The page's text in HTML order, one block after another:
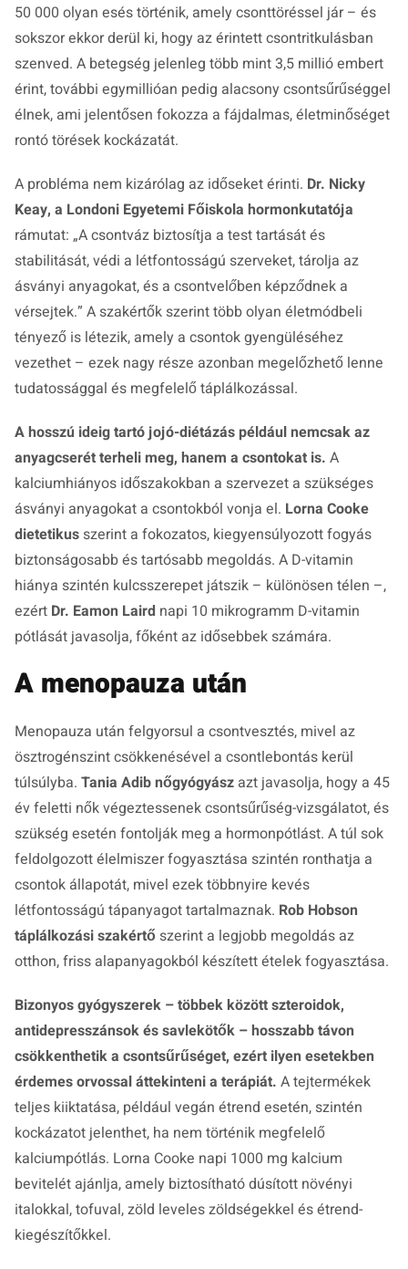
50 000 olyan esés történik, amely csonttöréssel jár – és
sokszor ekkor derül ki, hogy az érintett csontritkulásban
szenved. A betegség jelenleg több mint 3,5 millió embert
érint, további egymillióan pedig alacsony csontsűrűséggel
élnek, ami jelentősen fokozza a fájdalmas, életminőséget
rontó törések kockázatát.
A probléma nem kizárólag az időseket érinti. Dr. Nicky
Keay, a Londoni Egyetemi Főiskola hormonkutatója
rámutat: „A csontváz biztosítja a test tartását és
stabilitását, védi a létfontosságú szerveket, tárolja az
ásványi anyagokat, és a csontvelőben képződnek a
vérsejtek.” A szakértők szerint több olyan életmódbeli
tényező is létezik, amely a csontok gyengüléséhez
vezethet – ezek nagy része azonban megelőzhető lenne
tudatossággal és megfelelő táplálkozással.
A hosszú ideig tartó jojó-diétázás például nemcsak az
anyagcserét terheli meg, hanem a csontokat is. A
kalciumhiányos időszakokban a szervezet a szükséges
ásványi anyagokat a csontokból vonja el. Lorna Cooke
dietetikus szerint a fokozatos, kiegyensúlyozott fogyás
biztonságosabb és tartósabb megoldás. A D-vitamin
hiánya szintén kulcsszerepet játszik – különösen télen –,
ezért Dr. Eamon Laird napi 10 mikrogramm D-vitamin
pótlását javasolja, főként az idősebbek számára.
A menopauza után
Menopauza után felgyorsul a csontvesztés, mivel az
ösztrogénszint csökkenésével a csontlebontás kerül
túlsúlyba. Tania Adib nőgyógyász azt javasolja, hogy a 45
év feletti nők végeztessenek csontsűrűség-vizsgálatot, és
szükség esetén fontolják meg a hormonpótlást. A túl sok
feldolgozott élelmiszer fogyasztása szintén ronthatja a
csontok állapotát, mivel ezek többnyire kevés
létfontosságú tápanyagot tartalmaznak. Rob Hobson
táplálkozási szakértő szerint a legjobb megoldás az
otthon, friss alapanyagokból készített ételek fogyasztása.
Bizonyos gyógyszerek – többek között szteroidok,
antidepresszánsok és savlekötők – hosszabb távon
csökkenthetik a csontsűrűséget, ezért ilyen esetekben
érdemes orvossal áttekinteni a terápiát. A tejtermékek
teljes kiiktatása, például vegán étrend esetén, szintén
kockázatot jelenthet, ha nem történik megfelelő
kalciumpótlás. Lorna Cooke napi 1000 mg kalcium
bevitelét ajánlja, amely biztosítható dúsított növényi
italokkal, tofuval, zöld leveles zöldségekkel és étrend-
kiegészítőkkel.